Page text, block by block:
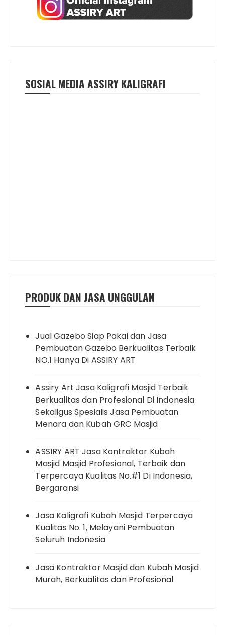
SOSIAL MEDIA ASSIRY KALIGRAFI
PRODUK DAN JASA UNGGULAN
Jual Gazebo Siap Pakai dan Jasa
Pembuatan Gazebo Berkualitas Terbaik
NO.1 Hanya Di ASSIRY ART
Assiry Art Jasa Kaligrafi Masjid Terbaik
Berkualitas dan Profesional Di Indonesia
Sekaligus Spesialis Jasa Pembuatan
Menara dan Kubah GRC Masjid
ASSIRY ART Jasa Kontraktor Kubah
Masjid Masjid Profesional, Terbaik dan
Terpercaya Kualitas No.#1 Di Indonesia,
Bergaransi
Jasa Kaligrafi Kubah Masjid Terpercaya
Kualitas No. 1, Melayani Pembuatan
Seluruh Indonesia
Jasa Kontraktor Masjid dan Kubah Masjid
Murah, Berkualitas dan Profesional